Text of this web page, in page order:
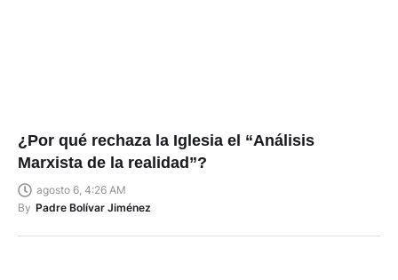
¿Por qué rechaza la Iglesia el “Análisis
Marxista de la realidad”?
agosto 6, 4:26 AM
By Padre Bolívar Jiménez